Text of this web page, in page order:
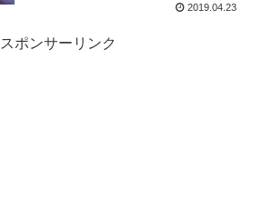
2019.04.23
スポンサーリンク